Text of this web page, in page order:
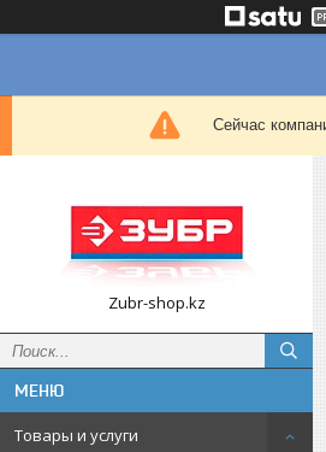
Сейчас
Zubr-shop.kz
Товары и услуги